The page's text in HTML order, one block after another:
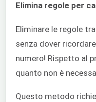
Elimina regole per
Eliminare le regole
senza dover
numero! Rispetto al
quanto non è
Questo metodo